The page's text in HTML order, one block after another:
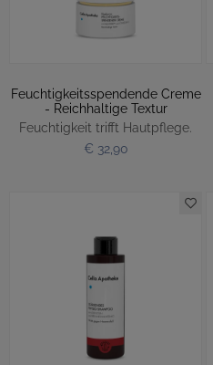
Feuchtigkeitsspendende Creme
- Reichhaltige Textur
Feuchtigkeit trifft Hautpflege.
€ 32,90